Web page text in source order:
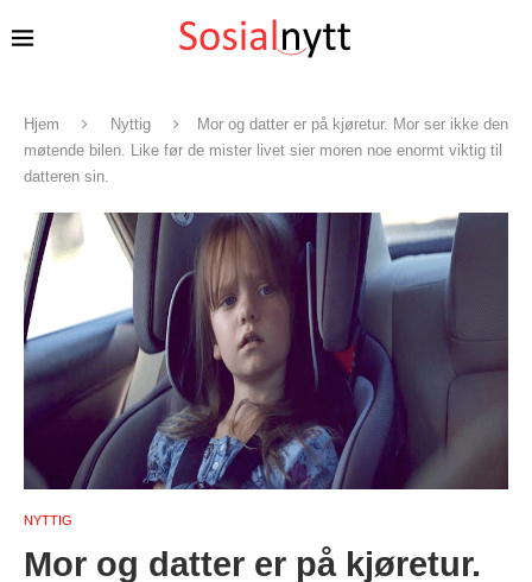
Hjem Nyttig
Mor og datter er på kjøretur. Mor ser ikke den
møtende bilen. Like før de mister livet sier moren noe enormt viktig til
datteren sin.
NYTTIG
Mor og datter er på kjøretur.